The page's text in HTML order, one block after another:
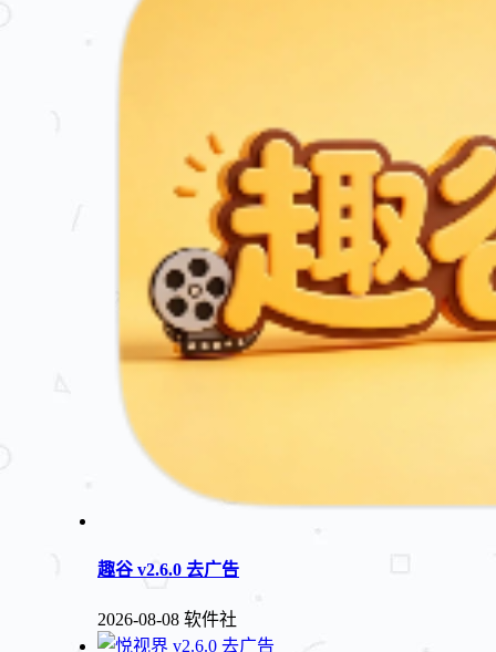
趣谷 v2.6.0 去广告
2026-08-08 软件社